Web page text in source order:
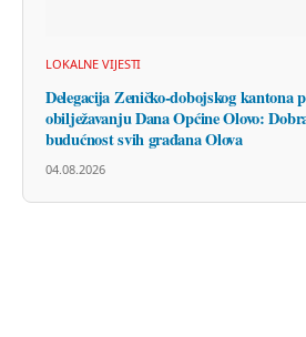
LOKALNE VIJESTI
Delegacija Zeničko-dobojskog kantona
obilježavanju Dana Općine Olovo:
budućnost svih građana Olova
04.08.2026